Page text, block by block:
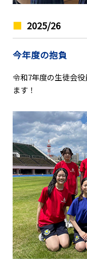
2025/26
今年度の抱負
令和7年度の生徒会
ます！